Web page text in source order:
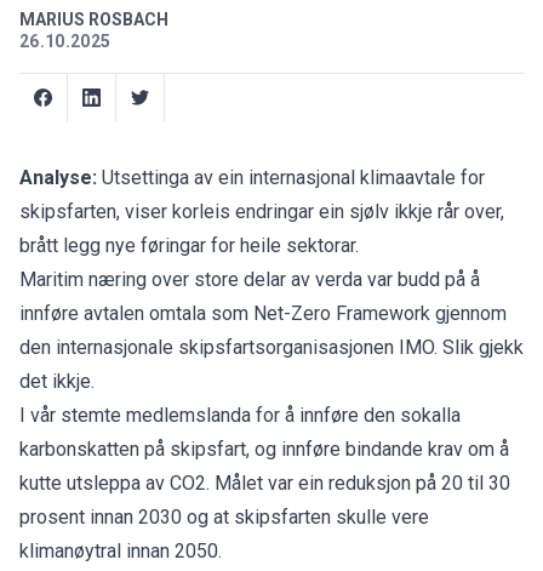
MARIUS ROSBACH
26.10.2025
Analyse: Utsettinga av ein internasjonal klimaavtale for
skipsfarten, viser korleis endringar ein sjølv ikkje rår over,
brått legg nye føringar for heile sektorar.
Maritim næring over store delar av verda var budd på å
innføre avtalen omtala som Net-Zero Framework gjennom
den internasjonale skipsfartsorganisasjonen IMO. Slik gjekk
det ikkje.
I vår stemte medlemslanda for å innføre den sokalla
karbonskatten på skipsfart, og innføre bindande krav om å
kutte utsleppa av CO2. Målet var ein reduksjon på 20 til 30
prosent innan 2030 og at skipsfarten skulle vere
klimanøytral innan 2050.